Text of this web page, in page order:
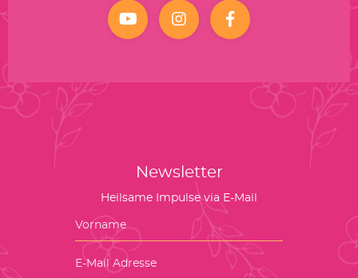
YouTube Instagramfacebook
Newsletter
Heilsame Impulse via E-Mail